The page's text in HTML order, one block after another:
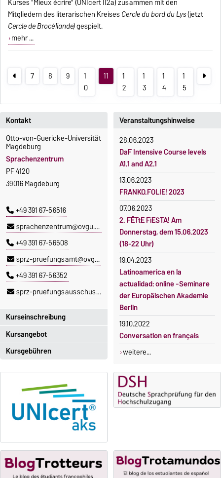
Mitgliedern des literarischen KreisesCercle du bord du Lys(jetzt
Cercle de Brocéliande)gespielt.
mehr ...
7 8 9
1
0
11
1
2
1
3
1
4
1
5
Kurseinschreibung
Einschreibezeitraum:
5. Oktober 2026, 9.00 Uhr bis
23. Oktober 2026, 18 Uhr
OVGU-Account
Die Kurse beginnen ab dem 12.
Oktober 2026.
Kursteilnahme nur nach
fristgerechter Online-
Anmeldung
Kontakt
Otto-von-Guericke-Universität
Magdeburg
Sprachenzentrum
PF 4120
39016 Magdeburg
+49 391 67-56516
sprachenzentrum@ovgu.de
+49 391 67-56508
sprz-pruefungsamt@ovgu.de
+49 391 67-56352
sprz-pruefungsausschuss@ovgu.de
Kursangebot
Das aktuelle Kursprogramm
Kursgebühren
Sprachkurse sind i. d. R.
gebührenpflichtig.
Gebührenrückerstattung
Gebührenbefreiungen bei
curricularer Sprachausbildung
Gebührenbefreiung bei
Incomings
Veranstaltungshinweise
28.06.2023
DaF Intensive Course levels
A1.1 and A2.1
13.06.2023
FRANKO.FOLIE! 2023
07.06.2023
2. FÊTtE FiESTA! Am
Donnerstag, dem 15.06.2023
(18-22 Uhr)
19.04.2023
Latinoamerica en la
actualidad: online -Seminare
der Europäischen Akademie
Berlin
19.10.2022
Conversation en français
weitere...